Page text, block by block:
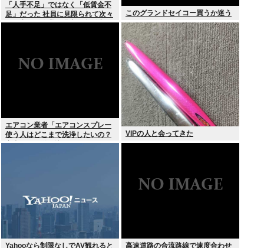
「人手不足」ではなく「低賃金不
足」だった 社員に見限られて次々
と倒産する企業が過去最多 給与ア
このグランドセイコー買うか迷う
エアコン業者「エアコンスプレー
使う人はどこまで洗浄したいの？
室内に風を送り込んでるファンは
VIPの人と会ってきた
Yahooなら制限なしでAV観れると
高速道路の合流路線で速度合わせ